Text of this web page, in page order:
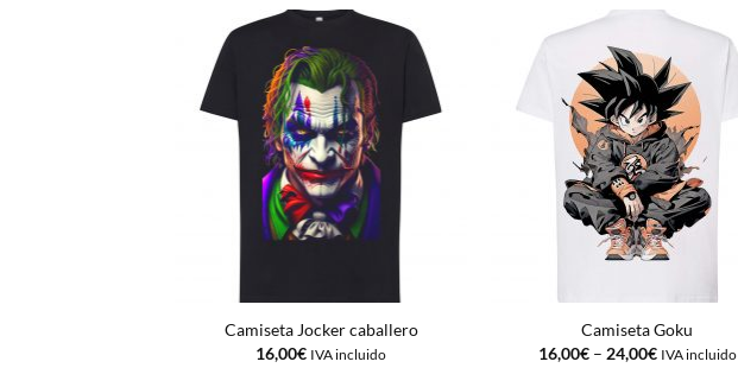
Camiseta Jocker caballero
16,00€ IVA incluido
Camiseta Goku
16,00€– 24,00€ IVA incluido